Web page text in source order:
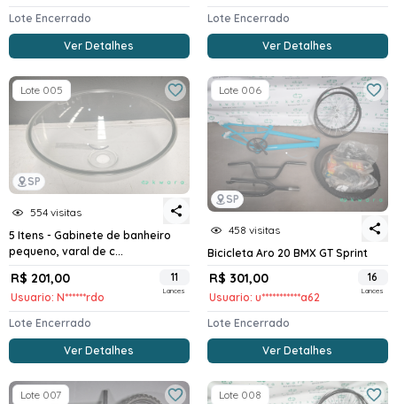
Lote Encerrado
Ver Detalhes
Lote Encerrado
Ver Detalhes
SP
Lote 005
554 visitas
5 Itens - Gabinete de banheiro
pequeno, varal de c...
R$ 201,00
Usuario: N******rdo
11
Lances
Lote Encerrado
Ver Detalhes
SP
Lote 006
458 visitas
Bicicleta Aro 20 BMX GT Sprint
R$ 301,00
Usuario: u***********a62
16
Lances
Lote Encerrado
Ver Detalhes
Lote 007 Lote 008